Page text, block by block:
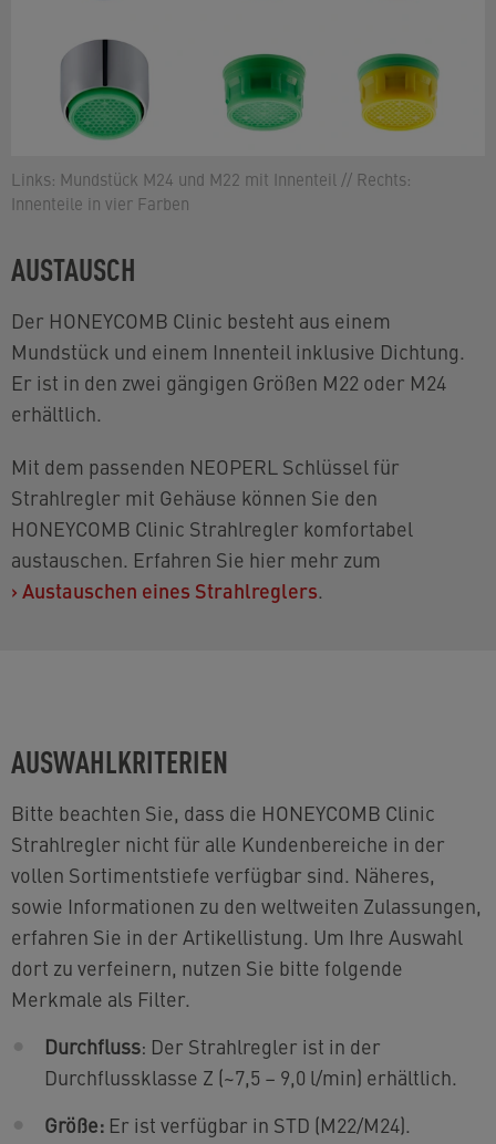
Links: Mundstück M24 und M22 mit Innenteil // Rechts:
Innenteile in vier Farben
AUSTAUSCH
Der HONEYCOMB Clinic besteht aus einem
Mundstück und einem Innenteil inklusive Dichtung.
Er ist in den zwei gängigen Größen M22 oder M24
erhältlich.
Mit dem passenden NEOPERL Schlüssel für
Strahlregler mit Gehäuse können Sie den
HONEYCOMB Clinic Strahlregler komfortabel
austauschen. Erfahren Sie hier mehr zum
› Austauschen eines Strahlreglers.
AUSWAHLKRITERIEN
Bitte beachten Sie, dass die HONEYCOMB Clinic
Strahlregler nicht für alle Kundenbereiche in der
vollen Sortimentstiefe verfügbar sind. Näheres,
sowie Informationen zu den weltweiten Zulassungen,
erfahren Sie in der Artikellistung. Um Ihre Auswahl
dort zu verfeinern, nutzen Sie bitte folgende
Merkmale als Filter.
Durchfluss: Der Strahlregler ist in der
Durchflussklasse Z (~7,5 – 9,0 l/min) erhältlich.
Größe: Er ist verfügbar in STD (M22/M24).